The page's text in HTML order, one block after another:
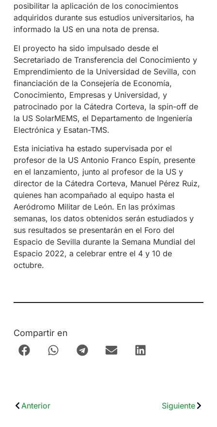
posibilitar la aplicación de los conocimientos
adquiridos durante sus estudios universitarios, ha
informado la US en una nota de prensa.
El proyecto ha sido impulsado desde el
Secretariado de Transferencia del Conocimiento y
Emprendimiento de la Universidad de Sevilla, con
financiación de la Consejería de Economía,
Conocimiento, Empresas y Universidad, y
patrocinado por la Cátedra Corteva, la spin-off de
la US SolarMEMS, el Departamento de Ingeniería
Electrónica y Esatan-TMS.
Esta iniciativa ha estado supervisada por el
profesor de la US Antonio Franco Espín, presente
en el lanzamiento, junto al profesor de la US y
director de la Cátedra Corteva, Manuel Pérez Ruiz,
quienes han acompañado al equipo hasta el
Aeródromo Militar de León. En las próximas
semanas, los datos obtenidos serán estudiados y
sus resultados se presentarán en el Foro del
Espacio de Sevilla durante la Semana Mundial del
Espacio 2022, a celebrar entre el 4 y 10 de
octubre.
Compartir en
Anterior Siguiente